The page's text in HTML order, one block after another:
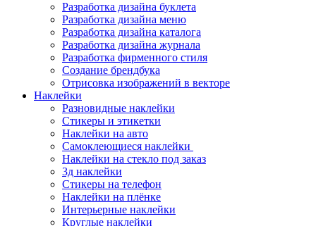
Разработка дизайна буклета
Разработка дизайна меню
Разработка дизайна каталога
Разработка дизайна журнала
Разработка фирменного стиля
Создание брендбука
Отрисовка изображений в векторе
Наклейки
Разновидные наклейки
Стикеры и этикетки
Наклейки на авто
Самоклеющиеся наклейки
Наклейки на стекло под заказ
3д наклейки
Cтикеры на телефон
Наклейки на плёнке
Интерьерные наклейки
Круглые наклейки